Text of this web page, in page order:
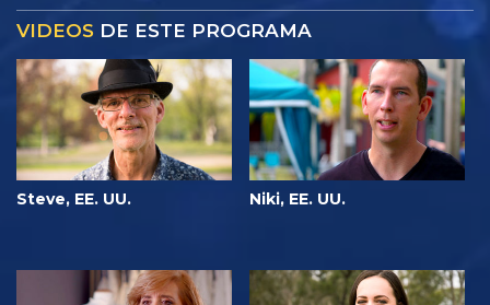
VIDEOS DE ESTE PROGRAMA
Steve, EE. UU. Niki, EE. UU.